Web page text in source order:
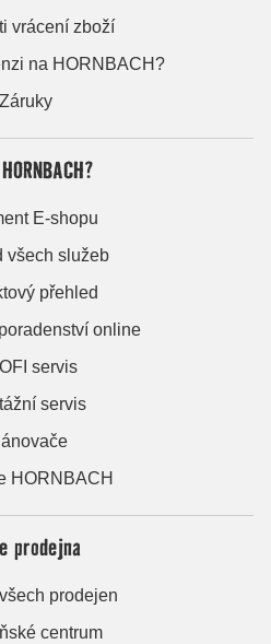
vrácení zboží
na HORNBACH?
Záruky
E-shopu
všech služeb
přehled
online
servis
servis
HORNBACH
prodejna
prodejen
centrum